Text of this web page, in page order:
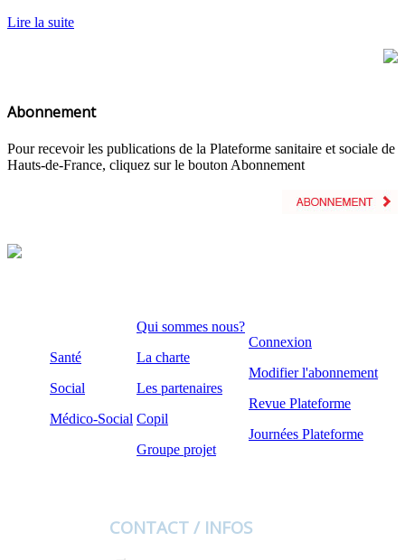
Lire la suite
Abonnement
Pour recevoir les publications de la Plateforme sanitaire et sociale de
Hauts-de-France, cliquez sur le bouton Abonnement
Santé
Social
Médico-Social
Qui sommes nous?
La charte
Les partenaires
Copil
Groupe projet
Connexion
Modifier l'abonnement
Revue Plateforme
Journées Plateforme
CONTACT / INFOS